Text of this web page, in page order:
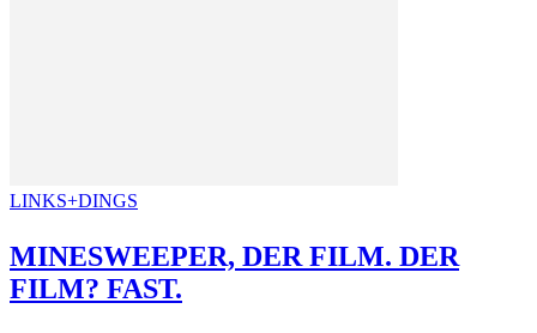
LINKS+DINGS
MINESWEEPER, DER FILM. DER
FILM? FAST.